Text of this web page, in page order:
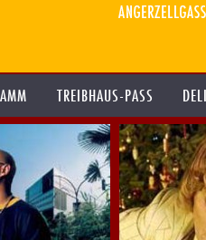
TREIBHAUS-PASS